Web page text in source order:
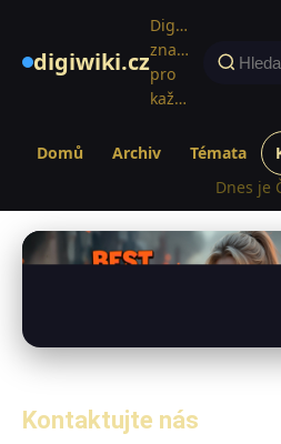
digiwiki.cz
Digitální
znalosti
pro
každého
Domů Archiv Témata
Dnes je
Kontaktujte nás